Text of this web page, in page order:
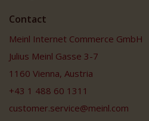
Contact
Meinl Internet Commerce GmbH
Julius Meinl Gasse 3-7
1160 Vienna, Austria
+43 1 488 60 1311
customer.service@meinl.com